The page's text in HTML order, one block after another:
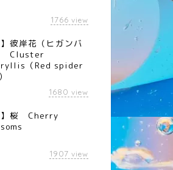
1766 view
】彼岸花（ヒガンバ
Cluster
（Red spider
1680 view
】桜 Cherry
1907 view